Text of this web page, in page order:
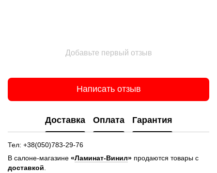
Добавьте первый отзыв
Написать отзыв
Доставка Оплата Гарантия
Тел: +38(050)783-29-76
В салоне-магазине «Ламинат-Винил» продаются товары с
доставкой